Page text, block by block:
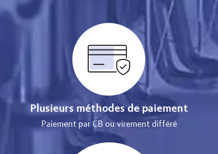
Plusieurs méthodes de paiement
Paiement par CB ou virement différé